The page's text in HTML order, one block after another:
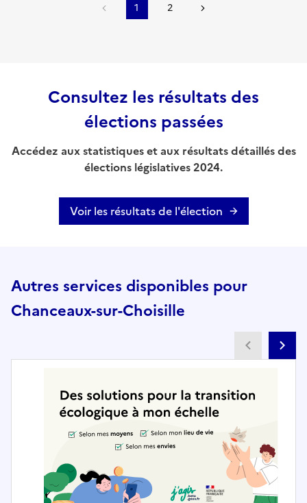
1 2
Consultez les résultats des
élections passées
Accédez aux statistiques et aux résultats détaillés des
élections législatives 2024.
Voir les résultats de l'élection
Autres services disponibles pour
Chanceaux-sur-Choisille